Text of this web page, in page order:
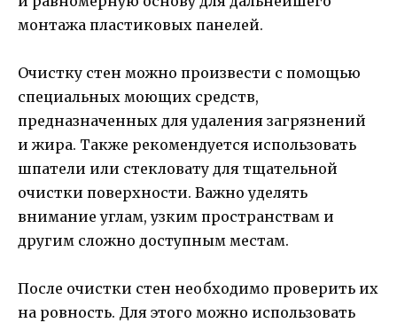
монтажа пластиковых панелей.
Очистку стен можно произвести с помощью
специальных моющих средств,
предназначенных для удаления загрязнений
и жира. Также рекомендуется использовать
шпатели или стекловату для тщательной
очистки поверхности. Важно уделять
внимание углам, узким пространствам и
другим сложно доступным местам.
После очистки стен необходимо проверить их
на ровность. Для этого можно использовать